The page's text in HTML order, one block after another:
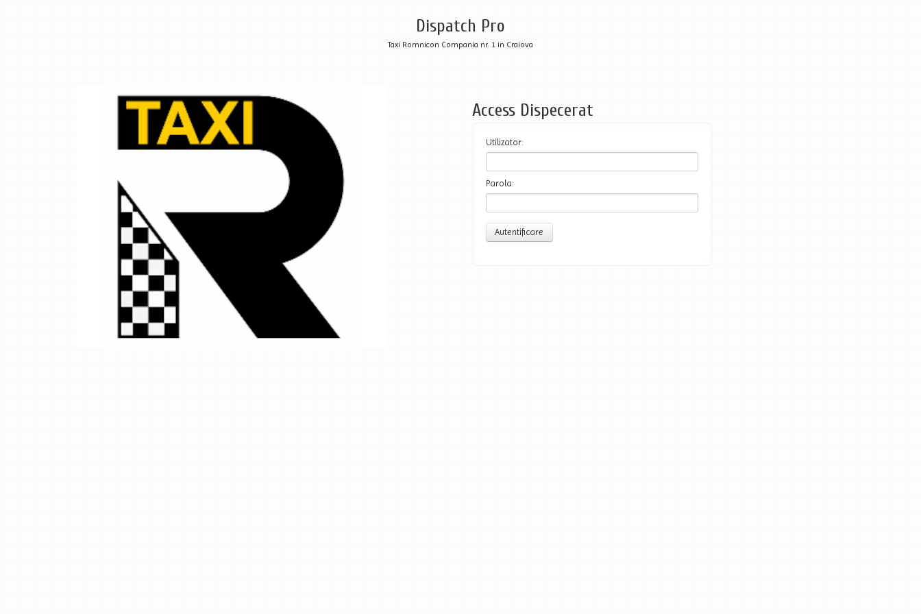
Dispatch Pro
Taxi Romnicon Compania nr. 1 in Craiova
Access Dispecerat
Utilizator:
Parola: